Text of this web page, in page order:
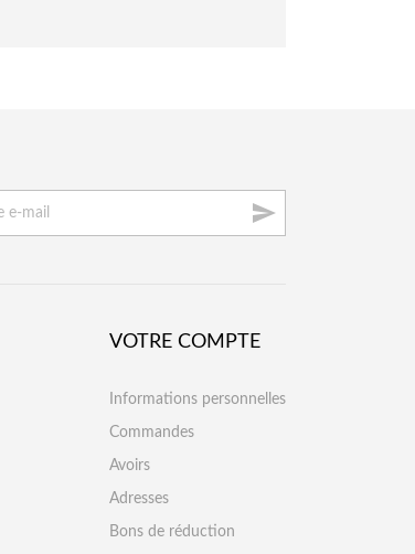

VOTRE COMPTE
Informations personnelles
Commandes
Avoirs
Adresses
Bons de réduction